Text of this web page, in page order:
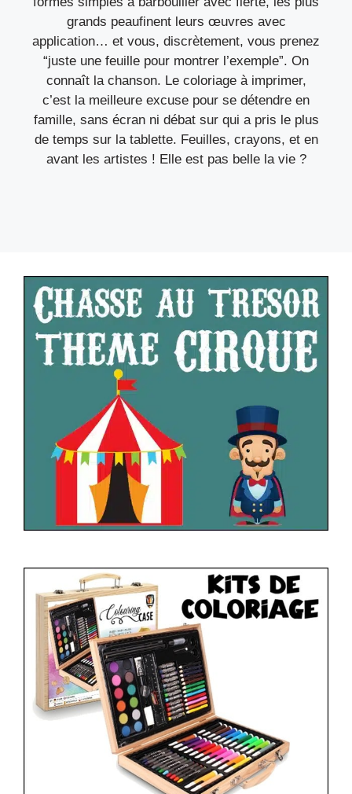
grands peaufinent leurs œuvres avec
application… et vous, discrètement, vous prenez
“juste une feuille pour montrer l’exemple”. On
connaît la chanson. Le coloriage à imprimer,
c’est la meilleure excuse pour se détendre en
famille, sans écran ni débat sur qui a pris le plus
de temps sur la tablette. Feuilles, crayons, et en
avant les artistes ! Elle est pas belle la vie ?